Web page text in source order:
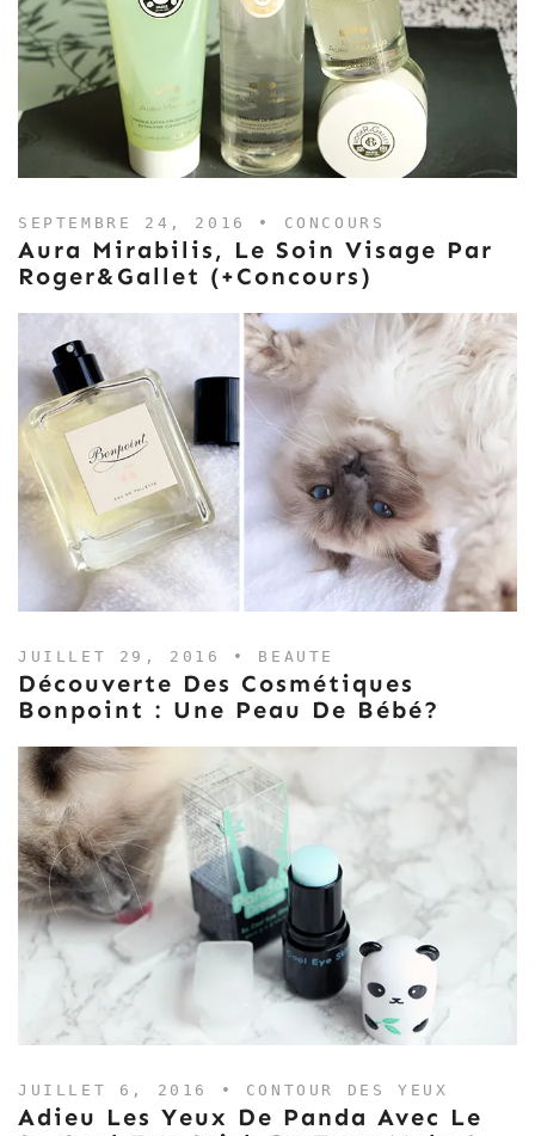
SEPTEMBRE 24, 2016 • CONCOURS
Aura Mirabilis, Le Soin Visage Par
Roger&Gallet (+concours)
JUILLET 29, 2016 • BEAUTE
Découverte Des Cosmétiques
Bonpoint : Une Peau De Bébé?
JUILLET 6, 2016 • CONTOUR DES YEUX
Adieu Les Yeux De Panda Avec Le